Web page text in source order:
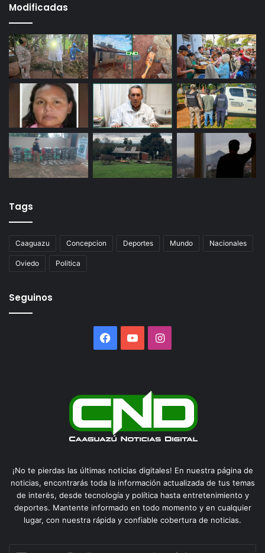
Modificadas
Tags
Caaguazu Concepcion Deportes Mundo Nacionales
Oviedo Politica
Seguinos
Facebook
YouTubeInstagram
¡No te pierdas las últimas noticias digitales! En nuestra página de
noticias, encontrarás toda la información actualizada de tus temas
de interés, desde tecnología y política hasta entretenimiento y
deportes. Mantente informado en todo momento y en cualquier
lugar, con nuestra rápida y confiable cobertura de noticias.